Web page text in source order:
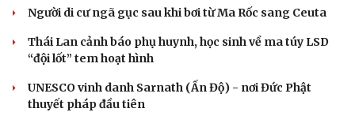
Người di cư ngã gục sau khi bơi từ Ma Rốc sang Ceuta
Thái Lan cảnh báo phụ huynh, học sinh về ma túy LSD
“đội lốt” tem hoạt hình
UNESCO vinh danh Sarnath (Ấn Độ) - nơi Đức Phật
thuyết pháp đầu tiên